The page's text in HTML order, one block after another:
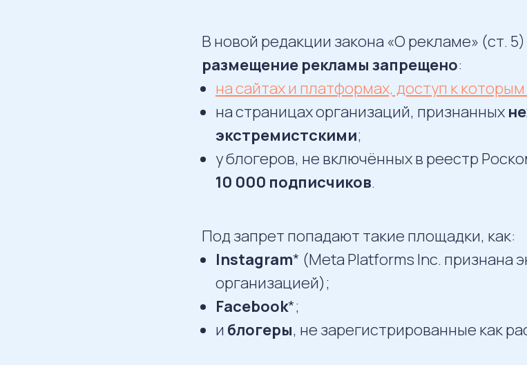
В новой редакции закона «О рекламе» (ст.
размещение рекламы запрещено:
на сайтах и платформах, доступ к
на страницах организаций, признанных
экстремистскими;
у блогеров, не включённых в реестр
10 000 подписчиков.
Под запрет попадают такие площадки, как:
Instagram* (Meta Platforms Inc. признана
организацией);
Facebook*;
и блогеры, не зарегистрированные как